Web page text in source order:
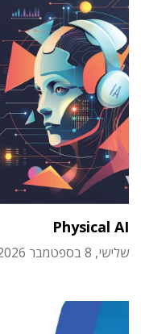
Physical AI
שלישי, 8 בספטמבר 2026